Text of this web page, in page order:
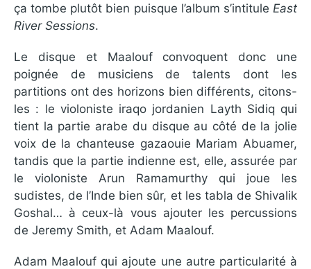
ça tombe plutôt bien puisque l’album s’intitule East
River Sessions.
Le disque et Maalouf convoquent donc une
poignée de musiciens de talents dont les
partitions ont des horizons bien différents, citons-
les : le violoniste iraqo jordanien Layth Sidiq qui
tient la partie arabe du disque au côté de la jolie
voix de la chanteuse gazaouie Mariam Abuamer,
tandis que la partie indienne est, elle, assurée par
le violoniste Arun Ramamurthy qui joue les
sudistes, de l’Inde bien sûr, et les tabla de Shivalik
Goshal… à ceux-là vous ajouter les percussions
de Jeremy Smith, et Adam Maalouf.
Adam Maalouf qui ajoute une autre particularité à